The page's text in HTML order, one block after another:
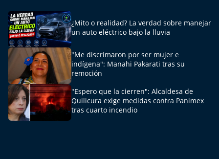
Chile, Historia de 30 años
Carrera a La Moneda
Aquí Estamos
Sello de raza
Trasnoche
¿Mito o realidad? La verdad sobre manejar
un auto eléctrico bajo la lluvia
"Me discrimaron por ser mujer e
indígena": Manahi Pakarati tras su
remoción
"Espero que la cierren": Alcaldesa de
Quilicura exige medidas contra Panimex
tras cuarto incendio